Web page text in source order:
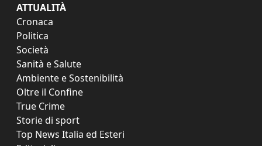
ATTUALITÀ
Cronaca
Politica
Società
Sanità e Salute
Ambiente e Sostenibilità
Oltre il Confine
True Crime
Storie di sport
Top News Italia ed Esteri